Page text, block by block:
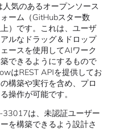
気のあるオープンソース
ーム（GitHubスター数
）です。これは、ユーザ
ルなドラッグ＆ドロップ
ースを使用してAIワーク
できるようにするもので
はREST APIを提供してお
構築や実行を含め、プロ
操作が可能です。
は、未認証ユーザー
を構築できるよう設計さ